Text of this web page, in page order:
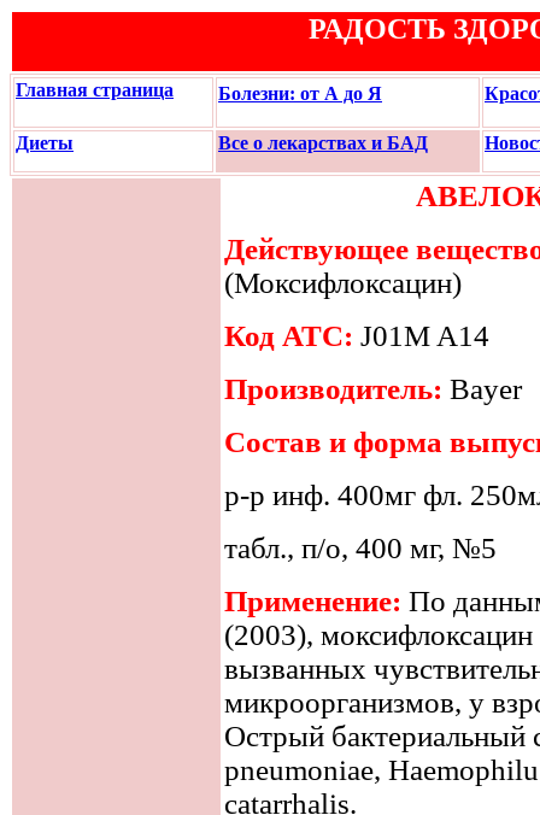
РАДОСТЬ
Главная страница Болезни: от А до Я
Диеты Все о лекарствах и БАД
Действующее
(Моксифлоксацин)
Код АТС: J01M A14
Производитель: Bayer
Состав и форма
р-р инф. 400мг фл.
табл., п/о, 400 мг, №5
Применение: По
(2003),
вызванных
микроорганизмов, у
Острый бактериальный
pneumoniae,
catarrhalis.